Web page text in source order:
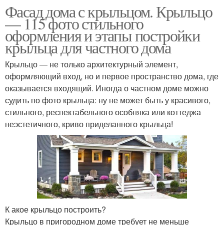
Фасад дома с крыльцом. Крыльцо
— 115 фото стильного
оформления и этапы постройки
крыльца для частного дома
Крыльцо — не только архитектурный элемент,
оформляющий вход, но и первое пространство дома, где
оказывается входящий. Иногда о частном доме можно
судить по фото крыльца: ну не может быть у красивого,
стильного, респектабельного особняка или коттеджа
неэстетичного, криво приделанного крыльца!
К акое крыльцо построить?
Крыльцо в пригородном доме требует не меньше